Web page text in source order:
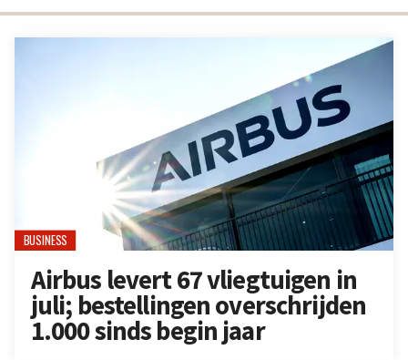
BUSINESS
Airbus levert 67 vliegtuigen in
juli; bestellingen overschrijden
1.000 sinds begin jaar